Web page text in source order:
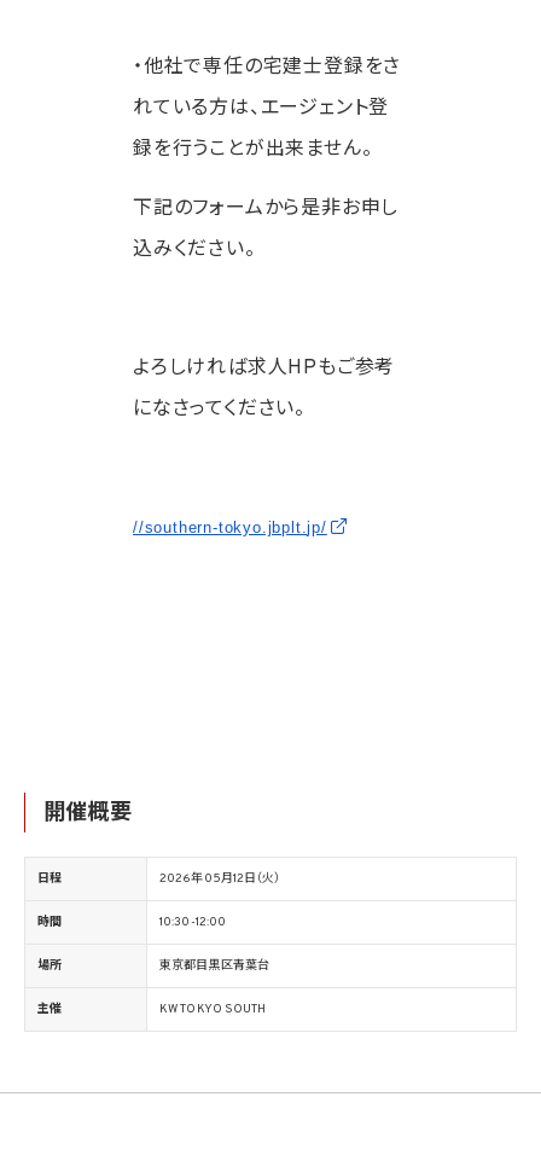
・他社で専任の宅建士登録をさ
れている方は、エージェント登
録を行うことが出来ません。
下記のフォームから是非お申し
込みください。
よろしければ求人HPもご参考
になさってください。
//southern-tokyo.jbplt.jp/
開催概要
日程 2026年05月12日（火）
時間 10:30-12:00
場所 東京都目黒区青葉台
主催 KW TOKYO SOUTH